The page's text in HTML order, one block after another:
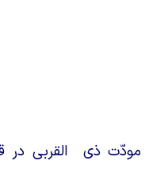
ذى القربى در